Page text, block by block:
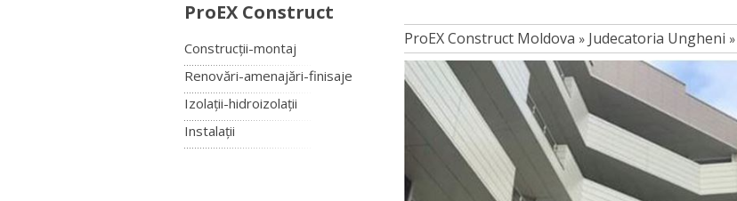
ProEX Construct
Construcții-montaj
Renovări-amenajări-finisaje
Izolații-hidroizolații
Instalații
ProEX Construct Moldova » Judecatoria Ungheni »